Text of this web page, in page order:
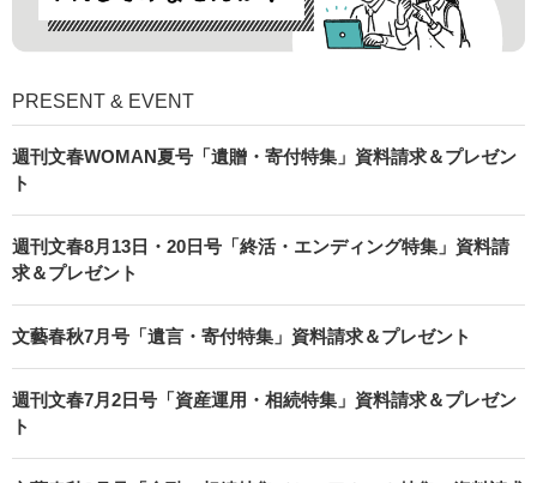
PRESENT & EVENT
週刊文春WOMAN夏号「遺贈・寄付特集」資料請求＆プレゼン
ト
週刊文春8月13日・20日号「終活・エンディング特集」資料請
求＆プレゼント
文藝春秋7月号「遺言・寄付特集」資料請求＆プレゼント
週刊文春7月2日号「資産運用・相続特集」資料請求＆プレゼン
ト